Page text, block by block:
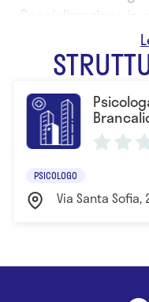
- Specializzazione
PSICOLOGO
Via Santa Sofia,